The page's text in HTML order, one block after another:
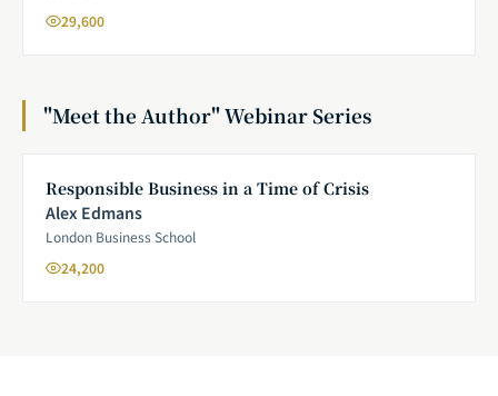
29,600
"Meet the Author" Webinar Series
Responsible Business in a Time of Crisis
Alex Edmans
London Business School
24,200